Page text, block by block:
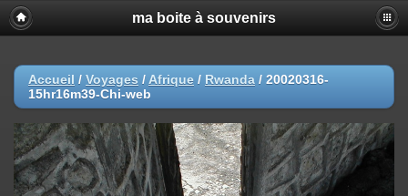
ma boite à souvenirs
Accueil / Voyages / Afrique / Rwanda / 20020316-
15hr16m39-Chi-web